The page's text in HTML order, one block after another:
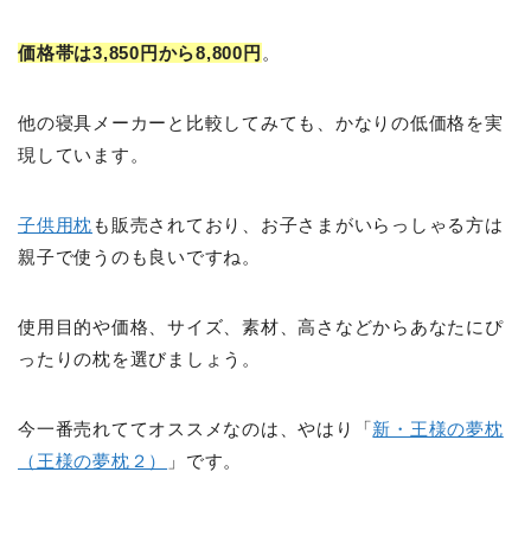
価格帯は3,850円から8,800円 。
他の寝具メーカーと比較してみても、かなりの低価格を実
現しています。
子供用枕 も販売されており、お子さまがいらっしゃる方は
親子で使うのも良いですね。
使用目的や価格、サイズ、素材、高さなどからあなたにぴ
ったりの枕を選びましょう。
今一番売れててオススメなのは、やはり「新・王様の夢枕
（王様の夢枕２）
」です。